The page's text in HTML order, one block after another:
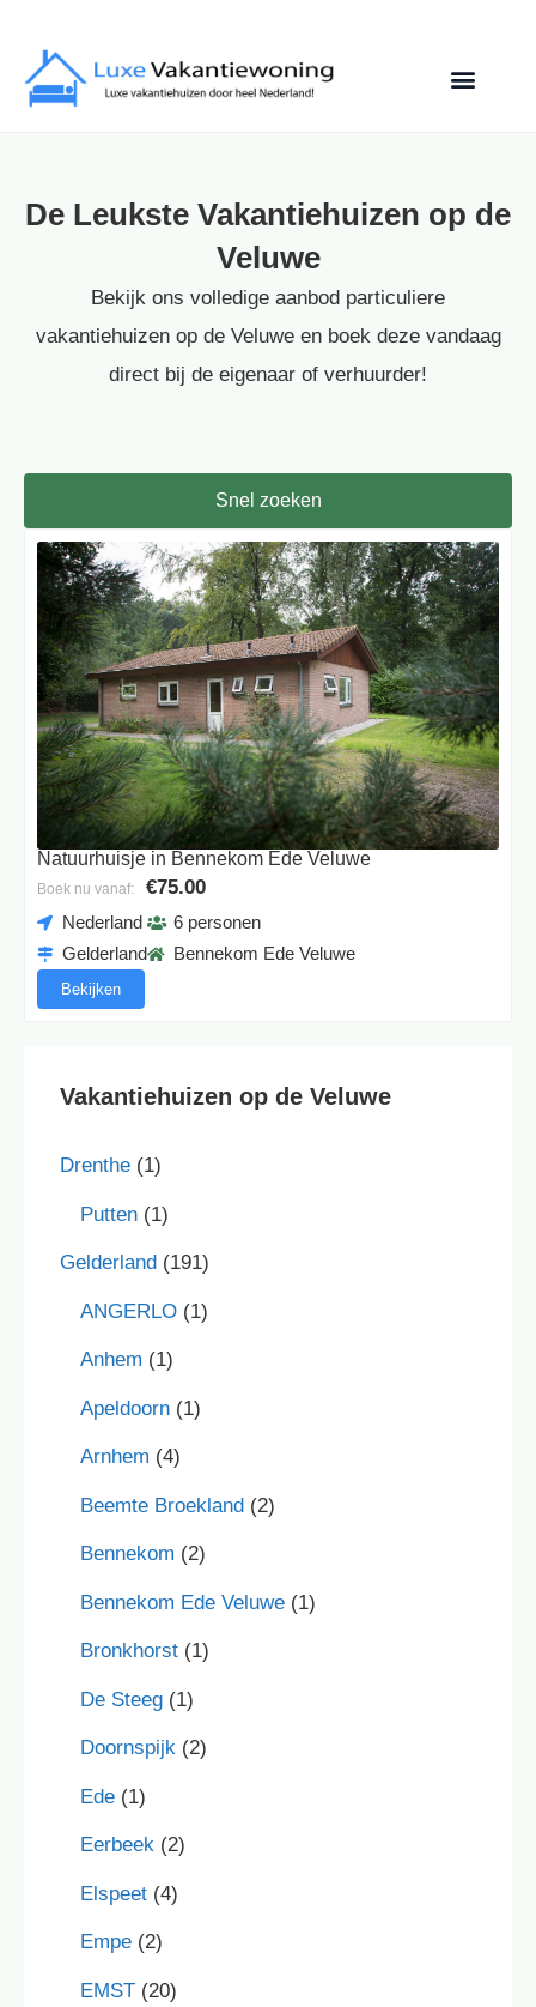
De Leukste Vakantiehuizen op de
Veluwe
Bekijk ons volledige aanbod particuliere
vakantiehuizen op de Veluwe en boek deze vandaag
direct bij de eigenaar of verhuurder!
Vakantiehuizen op de Veluwe
Drenthe (1)
Putten (1)
Gelderland (191)
ANGERLO (1)
Anhem (1)
Apeldoorn (1)
Arnhem (4)
Beemte Broekland (2)
Bennekom (2)
Bennekom Ede Veluwe (1)
Bronkhorst (1)
De Steeg (1)
Doornspijk (2)
Ede (1)
Eerbeek (2)
Elspeet (4)
Empe (2)
EMST (20)
Snel zoeken
Natuurhuisje in Bennekom Ede Veluwe
Boek nu vanaf: €75.00
Nederland
Gelderland
6 personen
Bennekom Ede Veluwe
Bekijken